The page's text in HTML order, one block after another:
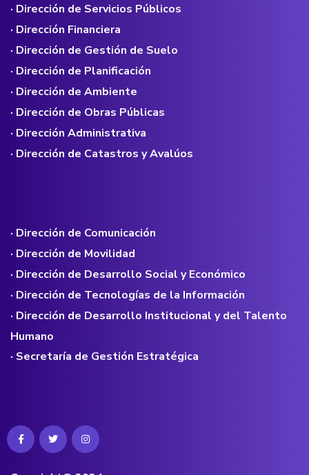
· Dirección de Servicios Públicos
· Dirección Financiera
· Dirección de Gestión de Suelo
· Dirección de Planificación
· Dirección de Ambiente
· Dirección de Obras Públicas
· Dirección Administrativa
· Dirección de Catastros y Avalúos
· Dirección de Comunicación
· Dirección de Movilidad
· Dirección de Desarrollo Social y Económico
· Dirección de Tecnologías de la Información
· Dirección de Desarrollo Institucional y del Talento
Humano
· Secretaría de Gestión Estratégica